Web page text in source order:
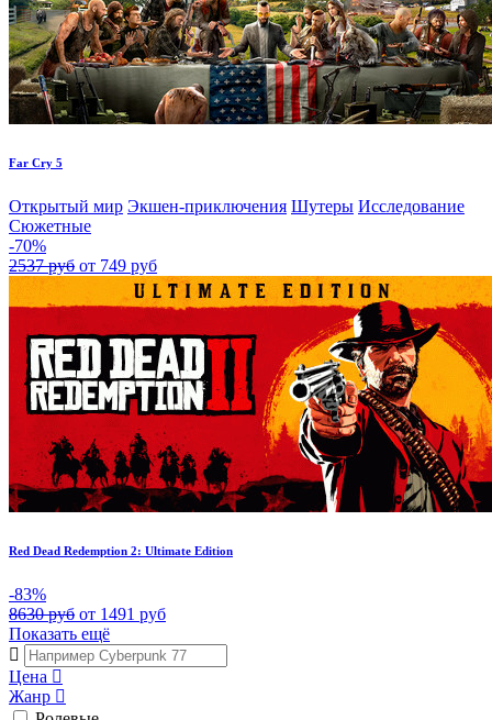
Far Cry 5
Открытый мир Экшен-приключения Шутеры Исследование
Сюжетные
-70%
2537 руб от 749 руб
Red Dead Redemption 2: Ultimate Edition
-83%
8630 руб от 1491 руб
Показать ещё
Цена
Жанр